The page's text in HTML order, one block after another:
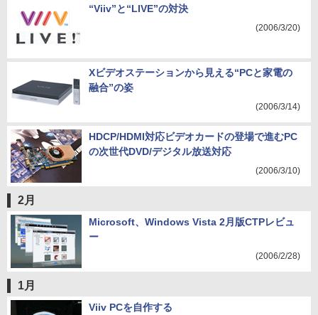
“Viiv”と“LIVE”の対決
(2006/3/20)
Xビデオステーションから見える“PCと家電の
融合”の姿
(2006/3/14)
HDCP/HDMI対応ビデオカードの登場で進むPC
の次世代DVD/デジタル放送対応
(2006/3/10)
2月
Microsoft、Windows Vista 2月版CTPレビュ
ー
(2006/2/28)
1月
Viiv PCを自作する